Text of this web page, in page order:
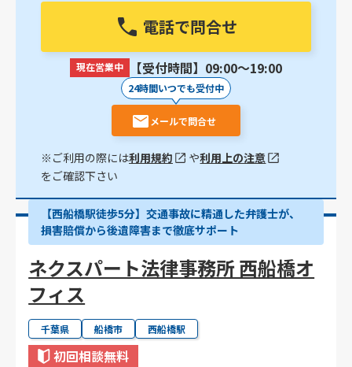
電話で問合せ
現在営業中 【受付時間】09:00〜19:00
24時間いつでも受付中
メールで問合せ
※ご利用の際には利用規約 や利用上の注意
をご確認下さい
【西船橋駅徒歩5分】交通事故に精通した弁護士が、
損害賠償から後遺障害まで徹底サポート
ネクスパート法律事務所 西船橋オ
フィス
千葉県 船橋市 西船橋駅
初回相談無料